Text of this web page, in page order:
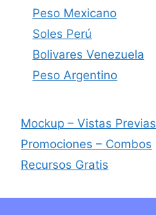
Peso Mexicano
Soles Perú
Bolivares Venezuela
Peso Argentino
Mockup – Vistas Previas
Promociones – Combos
Recursos Gratis